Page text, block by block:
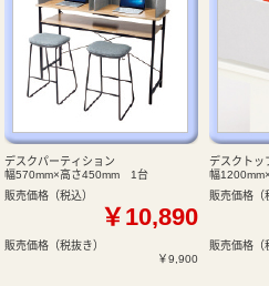
デスクパーティション
幅570mm×高さ450mm 1台
販売価格（税込）
￥10,890
販売価格（税抜き）
￥9,900
デスクトッ
幅
販売価格（
販売価格（